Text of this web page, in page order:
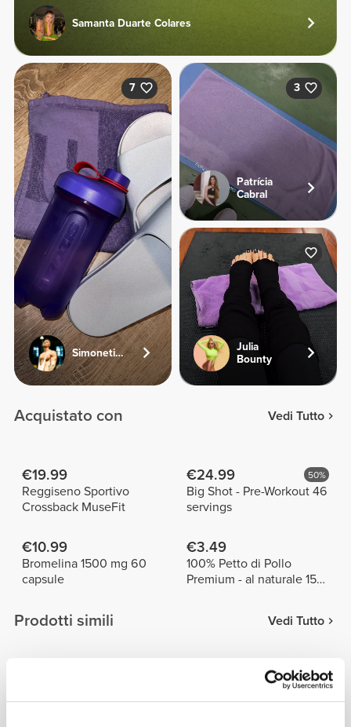
Samanta Duarte Colares
7
Simonetinifit
3
Patrícia
Cabral
Julia
Bounty
Acquistato con Vedi Tutto
€19.99
Reggiseno Sportivo
Crossback MuseFit
€24.99 50%
Big Shot - Pre-Workout 46
servings
€10.99
Bromelina 1500 mg 60
capsule
€3.49
100% Petto di Pollo
Premium - al naturale 155
Prodotti simili Vedi Tutto